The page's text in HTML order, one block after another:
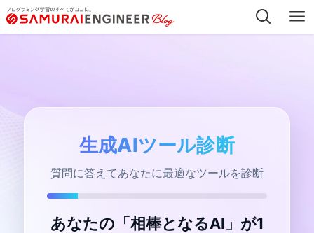
生成AIツール診断
質問に答えてあなたに最適なツールを診断
あなたの「相棒となるAI」が1